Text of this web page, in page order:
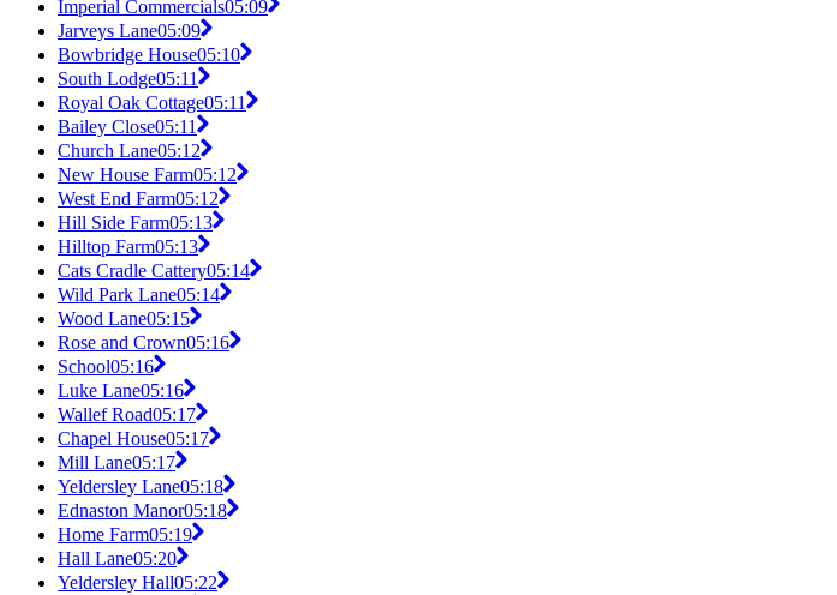
Imperial Commercials05:09
Jarveys Lane05:09
Bowbridge House05:10
South Lodge05:11
Royal Oak Cottage05:11
Bailey Close05:11
Church Lane05:12
New House Farm05:12
West End Farm05:12
Hill Side Farm05:13
Hilltop Farm05:13
Cats Cradle Cattery05:14
Wild Park Lane05:14
Wood Lane05:15
Rose and Crown05:16
School05:16
Luke Lane05:16
Wallef Road05:17
Chapel House05:17
Mill Lane05:17
Yeldersley Lane05:18
Ednaston Manor05:18
Home Farm05:19
Hall Lane05:20
Yeldersley Hall05:22